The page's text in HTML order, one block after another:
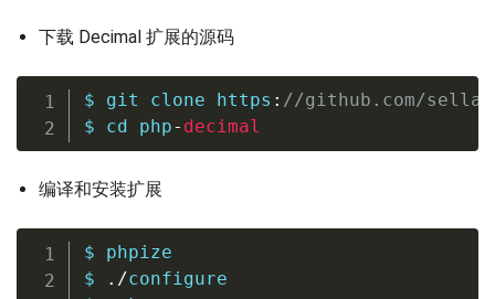
下载 Decimal 扩展的源码
$ git clone https : //github.com/
$ cd php- decimal
编译和安装扩展
$ phpize
$
./configure